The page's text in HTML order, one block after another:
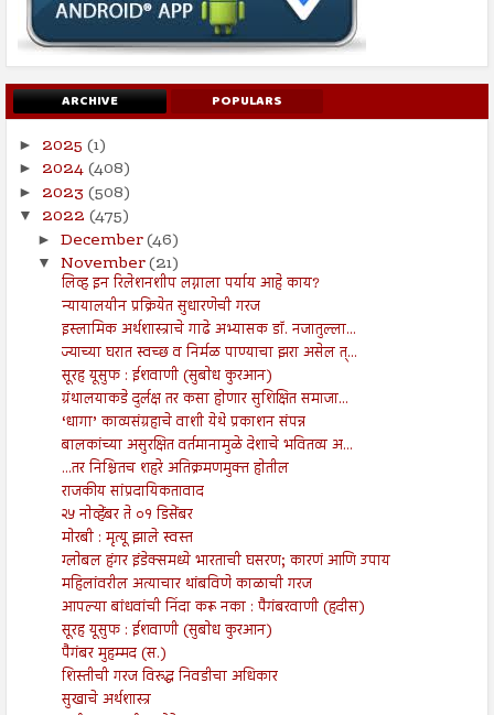
ARCHIVE POPULARS
► 2025 (1)
► 2024(408)
► 2023 (508)
▼ 2022 (475)
► December(46)
▼ November(21)
लिव्ह इन रिलेशनशीप लग्नाला पर्याय आहे काय?
न्यायालयीन प्रक्रियेत सुधारणेची गरज
इस्लामिक अर्थशास्त्राचे गाढे अभ्यासक डॉ. नजातुल्ला...
ज्याच्या घरात स्वच्छ व निर्मळ पाण्याचा झरा असेल त्...
सूरह यूसुफ : ईशवाणी (सुबोध कुरआन)
ग्रंथालयाकडे दुर्लक्ष तर कसा होणार सुशिक्षित समाजा...
‘धागा’ काव्यसंग्रहाचे वाशी येथे प्रकाशन संपन्न
बालकांच्या असुरक्षित वर्तमानामुळे देशाचे भवितव्य अ...
...तर निश्चितच शहरे अतिक्रमणमुक्त होतील
राजकीय सांप्रदायिकतावाद
२५ नोव्हेंबर ते ०१ डिसेंबर
मोरबी : मृत्यू झाले स्वस्त
ग्लोबल हंगर इंडेक्समध्ये भारताची घसरण; कारणं आणि उपाय
महिलांवरील अत्याचार थांबविणे काळाची गरज
आपल्या बांधवांची निंदा करू नका : पैगंबरवाणी (हदीस)
सूरह यूसुफ : ईशवाणी (सुबोध कुरआन)
पैगंबर मुहम्मद (स.)
शिस्तीची गरज विरुद्ध निवडीचा अधिकार
सुखाचे अर्थशास्त्र